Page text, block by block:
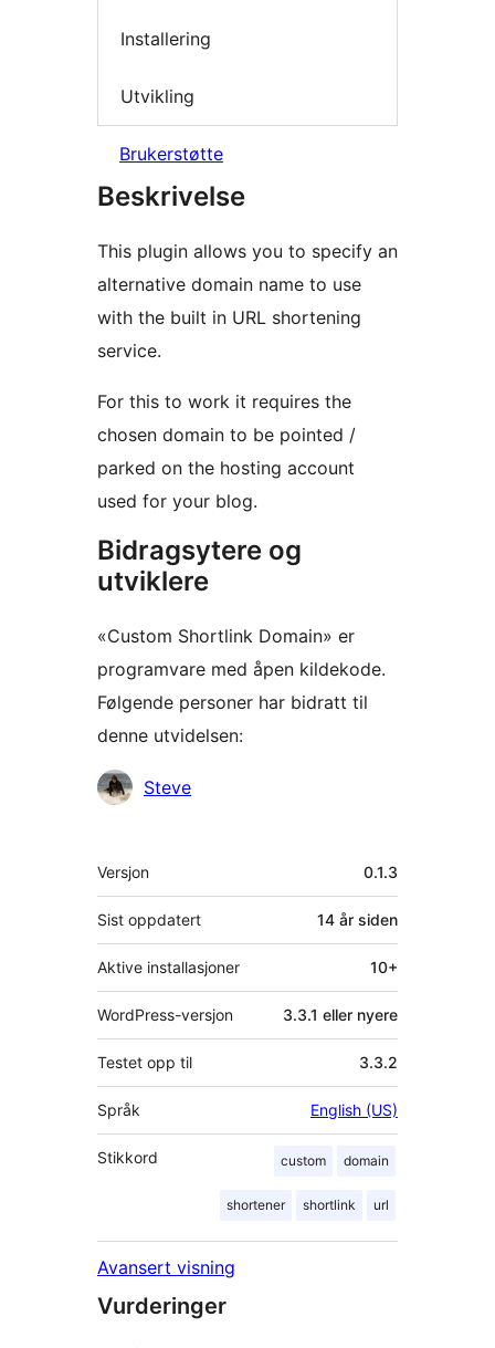
Installering
Utvikling
Brukerstøtte
Beskrivelse
This plugin allows you to specify an
alternative domain name to use
with the built in URL shortening
service.
For this to work it requires the
chosen domain to be pointed /
parked on the hosting account
used for your blog.
Bidragsytere og
utviklere
«Custom Shortlink Domain» er
programvare med åpen kildekode.
Følgende personer har bidratt til
denne utvidelsen:
Bidragsytere
Steve
Meta
Versjon 0.1.3
Sist oppdatert 14 år siden
Aktive installasjoner 10+
WordPress-versjon 3.3.1 eller nyere
Testet opp til 3.3.2
Språk English (US)
Stikkord custom domain
shortener shortlink url
Avansert visning
Vurderinger